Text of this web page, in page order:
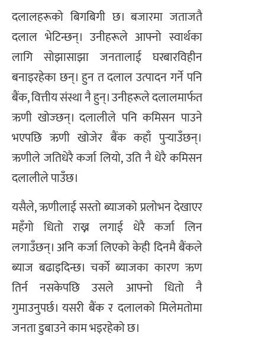
दलालहरूको बिगबिगी छ। बजारमा जताजतै
दलाल भेटिन्छन्। उनीहरूले आफ्नो स्वार्थका
लागि सोझासाझा जनतालाई घरबारविहीन
बनाइरहेका छन्। हुन त दलाल उत्पादन गर्ने पनि
बैंक, वित्तीय संस्था नै हुन्। उनीहरूले दलालमार्फत
ऋणी खोज्छन्। दलालीले पनि कमिसन पाउने
भएपछि ऋणी खोजेर बैंक कहाँ पुर्‍याउँछन्।
ऋणीले जतिधेरै कर्जा लियो, उति नै धेरै कमिसन
दलालीले पाउँछ।
यसैले, ऋणीलाई सस्तो ब्याजको प्रलोभन देखाएर
महँगो धितो राख्न लगाई धेरै कर्जा लिन
लगाउँछन्। अनि कर्जा लिएको केही दिनमै बैंकले
ब्याज बढाइदिन्छ। चर्को ब्याजका कारण ऋण
तिर्न नसकेपछि उसले आफ्नो धितो नै
गुमाउनुपर्छ। यसरी बैंक र दलालको मिलेमतोमा
जनता डुबाउने काम भइरहेको छ।